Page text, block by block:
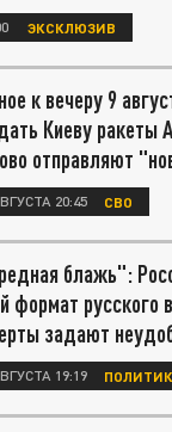
ЭКСКЛЮЗИВ
к вечеру 9
Киеву ракеты
отправляют
20:45 СВО
блажь":
формат русского
задают
19:19